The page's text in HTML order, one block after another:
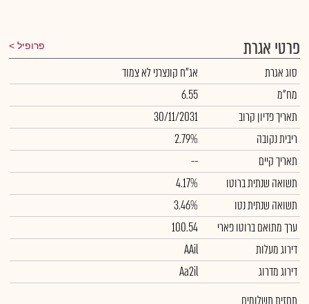
פרטי אגרת פרופיל
סוג אגרת
אג"ח קונצרני לא צמוד
מח"מ
6.55
תאריך פדיון קרוב
30/11/2031
ריבית נקובה
2.79%
תאריך קיים
--
תשואה שנתית ברוטו
4.17%
תשואה שנתית נטו
3.46%
ערך מתואם ברוטו פארי
100.54
דירוג מעלות
AAil
דירוג מדרוג
Aa2il